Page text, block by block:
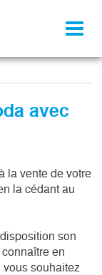
avec
la vente de votre
la cédant au
son
en
souhaitez